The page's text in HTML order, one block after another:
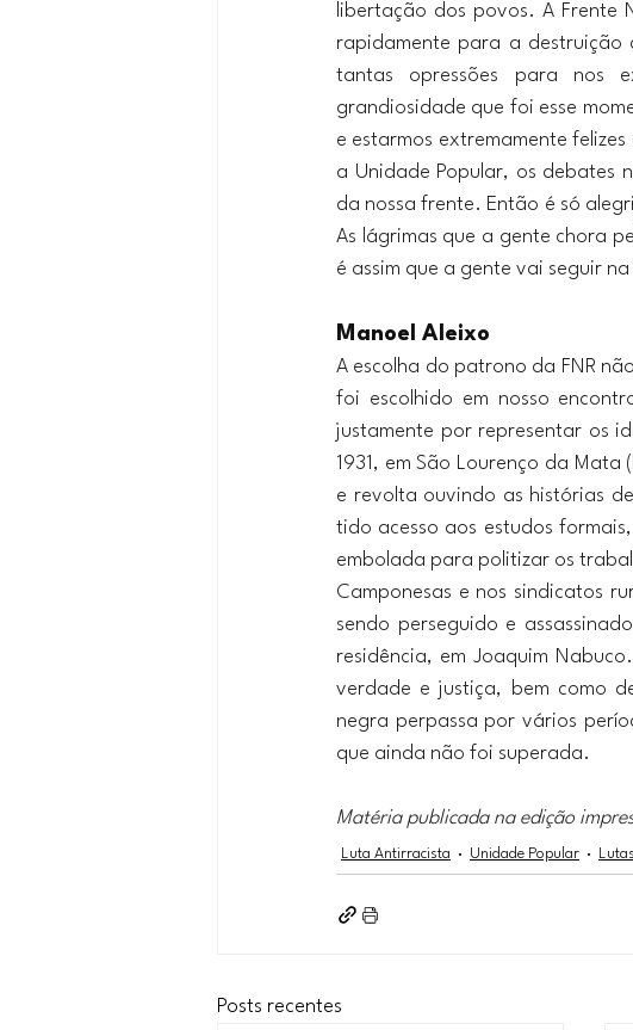
libertação dos povos. A Frente
rapidamente para a destruição
tantas opressões para nos
grandiosidade que foi esse
e estarmos extremamente
a Unidade Popular, os debates
da nossa frente. Então é só
As lágrimas que a gente chora
é assim que a gente vai seguir
Manoel Aleixo
A escolha do patrono da FNR
foi escolhido em nosso
justamente por representar os
1931, em São Lourenço da
e revolta ouvindo as histórias
tido acesso aos estudos
embolada para politizar os
Camponesas e nos sindicatos
sendo perseguido e
residência, em Joaquim
verdade e justiça, bem como
negra perpassa por vários
que ainda não foi superada.
Matéria publicada na edição
Luta Antirracista Unidade Popular
Posts recentes